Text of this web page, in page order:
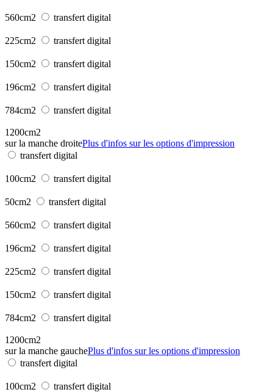
560cm2 transfert digital
225cm2 transfert digital
150cm2 transfert digital
196cm2 transfert digital
784cm2 transfert digital
1200cm2
sur la manche droitePlus d'infos sur les options d'impression
transfert digital
100cm2 transfert digital
50cm2 transfert digital
560cm2 transfert digital
196cm2 transfert digital
225cm2 transfert digital
150cm2 transfert digital
784cm2 transfert digital
1200cm2
sur la manche gauchePlus d'infos sur les options d'impression
transfert digital
100cm2 transfert digital